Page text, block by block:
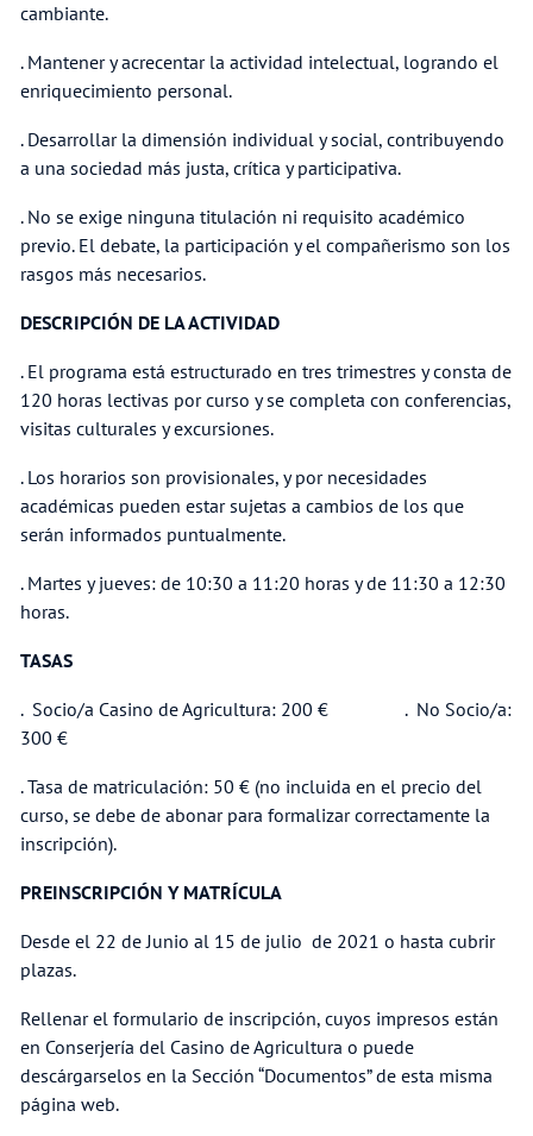
cambiante.
. Mantener y acrecentar la actividad intelectual, logrando el
enriquecimiento personal.
. Desarrollar la dimensión individual y social, contribuyendo
a una sociedad más justa, crítica y participativa.
. No se exige ninguna titulación ni requisito académico
previo. El debate, la participación y el compañerismo son los
rasgos más necesarios.
DESCRIPCIÓN DE LA ACTIVIDAD
. El programa está estructurado en tres trimestres y consta de
120 horas lectivas por curso y se completa con conferencias,
visitas culturales y excursiones.
. Los horarios son provisionales, y por necesidades
académicas pueden estar sujetas a cambios de los que
serán informados puntualmente.
. Martes y jueves: de 10:30 a 11:20 horas y de 11:30 a 12:30
horas.
TASAS
. Socio/a Casino de Agricultura: 200 € . No Socio/a:
300 €
. Tasa de matriculación: 50 € (no incluida en el precio del
curso, se debe de abonar para formalizar correctamente la
inscripción).
PREINSCRIPCIÓN Y MATRÍCULA
Desde el 22 de Junio al 15 de julio de 2021 o hasta cubrir
plazas.
Rellenar el formulario de inscripción, cuyos impresos están
en Conserjería del Casino de Agricultura o puede
descárgarselos en la Sección “Documentos” de esta misma
página web.